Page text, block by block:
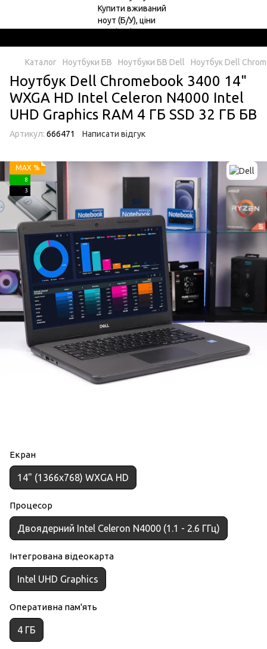
Каталог Ноутбуки БВ Ноутбуки БВ Dell Ноутбук Dell
Ноутбук Dell Chromebook 3400 14"
WXGA HD Intel Celeron N4000 Intel
UHD Graphics RAM 4 ГБ SSD 32 ГБ БВ
Артикул: 666471 Написати відгук
MAX %
8
3
Екран
14" (1366x768) WXGA HD
Процесор
Двоядерний Intel Celeron N4000 (1.1 - 2.6 ГГц)
Інтегрована відеокарта
Intel UHD Graphics
Оперативна пам'ять
4 ГБ